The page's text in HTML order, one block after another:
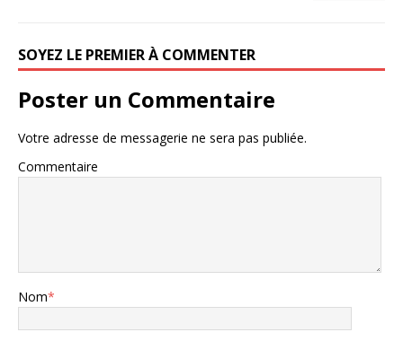
SOYEZ LE PREMIER À COMMENTER
Poster un Commentaire
Votre adresse de messagerie ne sera pas publiée.
Commentaire
Nom*